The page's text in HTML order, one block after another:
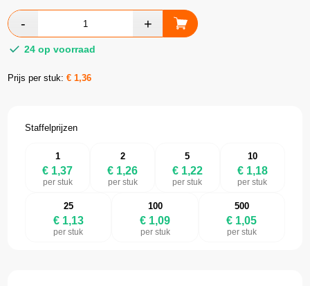
24 op voorraad
Prijs per stuk:€1,36
Staffelprijzen
1
€ 1,37
per stuk
2
€ 1,26
per stuk
5
€ 1,22
per stuk
10
€ 1,18
per stuk
25
€ 1,13
per stuk
100
€ 1,09
per stuk
500
€ 1,05
per stuk